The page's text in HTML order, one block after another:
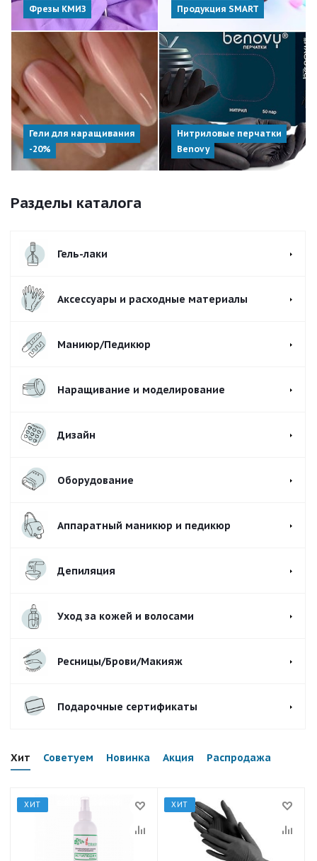
Фрезы КМИЗ Продукция SMART
Гели для наращивания
-20%
Нитриловые перчатки
Benovy
Разделы каталога
Гель-лаки
Аксессуары и расходные материалы
Маниюр/Педикюр
Наращивание и моделирование
Дизайн
Оборудование
Аппаратный маникюр и педикюр
Депиляция
Уход за кожей и волосами
Ресницы/Брови/Макияж
Подарочные сертификаты
Хит Советуем Новинка Акция Распродажа
ХИТ ХИТ